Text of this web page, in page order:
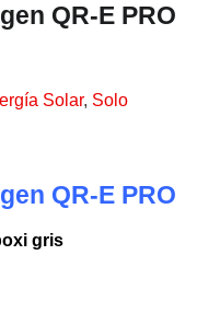
QR-E PRO
Solar, Solo
QR-E PRO
gris